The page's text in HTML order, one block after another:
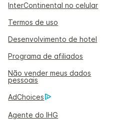
InterContinental no celular
Termos de uso
Desenvolvimento de hotel
Programa de afiliados
Não vender meus dados
pessoais
AdChoices
Agente do IHG